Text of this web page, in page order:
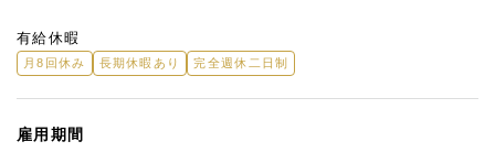
有給休暇
月8回休み 長期休暇あり 完全週休二日制
雇用期間